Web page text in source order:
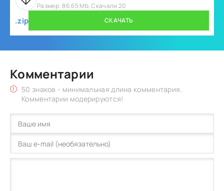
Размер: 86.65 Mb, Скачали 20
.zip СКАЧАТЬ
Комментарии
50 знаков - минимальная длина комментария.
Комментарии модерируются!